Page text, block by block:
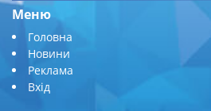
Меню
Головна
Новини
Реклама
Вхід